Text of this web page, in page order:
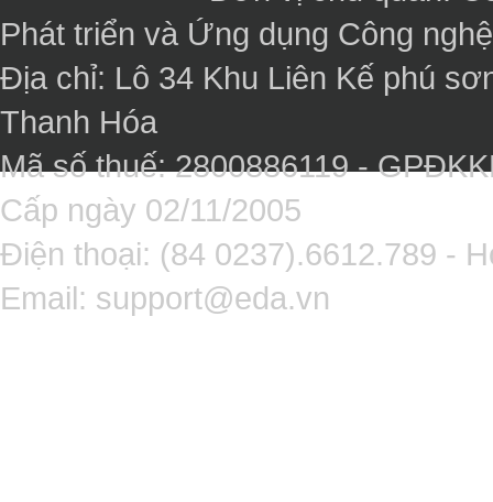
Phát triển và Ứng dụng Công
Địa chỉ: Lô 34 Khu Liên Kế phú
Thanh Hóa
Mã số thuế: 2800886119 -
Cấp ngày 02/11/2005
Điện thoại: (84 0237).6612.789 -
Email: support@eda.vn